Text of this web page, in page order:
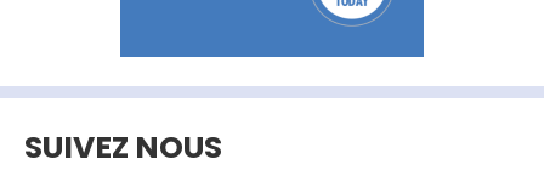
SUIVEZ NOUS